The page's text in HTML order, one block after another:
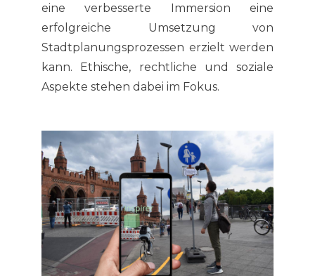
eine verbesserte Immersion eine
erfolgreiche Umsetzung von
Stadtplanungsprozessen erzielt werden
kann. Ethische, rechtliche und soziale
Aspekte stehen dabei im Fokus.